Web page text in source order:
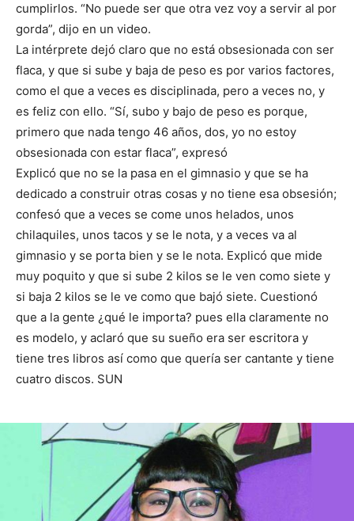
cumplirlos. “No puede ser que otra vez voy a servir al por
gorda”, dijo en un video.
La intérprete dejó claro que no está obsesionada con ser
flaca, y que si sube y baja de peso es por varios factores,
como el que a veces es disciplinada, pero a veces no, y
es feliz con ello. “Sí, subo y bajo de peso es porque,
primero que nada tengo 46 años, dos, yo no estoy
obsesionada con estar flaca”, expresó
Explicó que no se la pasa en el gimnasio y que se ha
dedicado a construir otras cosas y no tiene esa obsesión;
confesó que a veces se come unos helados, unos
chilaquiles, unos tacos y se le nota, y a veces va al
gimnasio y se porta bien y se le nota. Explicó que mide
muy poquito y que si sube 2 kilos se le ven como siete y
si baja 2 kilos se le ve como que bajó siete. Cuestionó
que a la gente ¿qué le importa? pues ella claramente no
es modelo, y aclaró que su sueño era ser escritora y
tiene tres libros así como que quería ser cantante y tiene
cuatro discos. SUN